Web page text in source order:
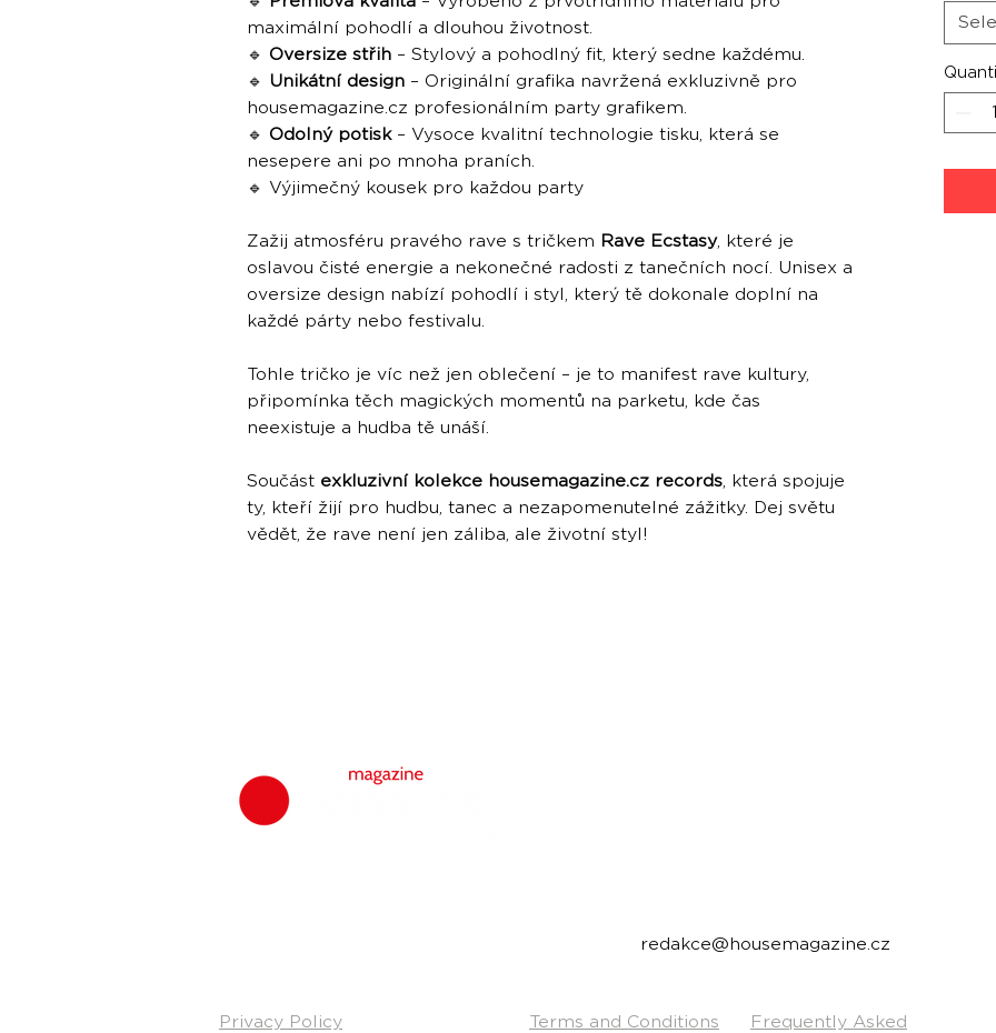
maximální pohodlí a dlouhou životnost.
🔹 Oversize střih – Stylový a pohodlný fit, který sedne každému.
🔹 Unikátní design – Originální grafika navržená exkluzivně pro
housemagazine.cz profesionálním party grafikem.
🔹 Odolný potisk– Vysoce kvalitní technologie tisku, která se
nesepere ani po mnoha praních.
🔹 Výjimečný kousek pro každou party
Zažij atmosféru pravého rave s tričkem Rave Ecstasy, které je
oslavou čisté energie a nekonečné radosti z tanečních nocí. Unisex a
oversize design nabízí pohodlí i styl, který tě dokonale doplní na
každé párty nebo festivalu.
Tohle tričko je víc než jen oblečení – je to manifest rave kultury,
připomínka těch magických momentů na parketu, kde čas
neexistuje a hudba tě unáší.
Součást exkluzivní kolekce housemagazine.cz records, která spojuje
ty, kteří žijí pro hudbu, tanec a nezapomenutelné zážitky. Dej světu
vědět, že rave není jen záliba, ale životní styl!
Privacy Policy
redakce@housemagazine.cz
Terms and Conditions
Frequently Asked